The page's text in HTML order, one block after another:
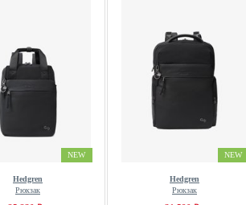
NEW
Hedgren
Рюкзак
NEW
Hedgren
Рюкзак